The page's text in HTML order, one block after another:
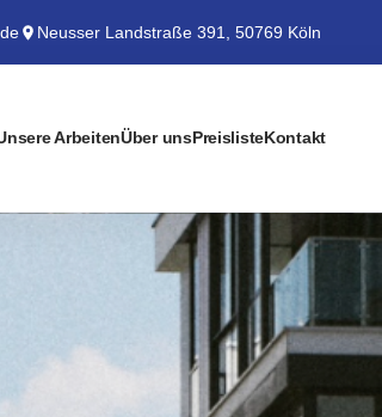
Neusser Landstraße 391, 50769 Köln
ArbeitenÜber unsPreislisteKontakt